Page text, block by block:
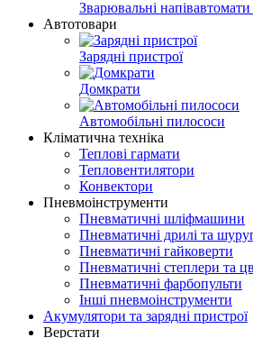
Зварювальні
Автотовари
Зарядні пристрої
Домкрати
Автомобільні пилососи
Кліматична техніка
Теплові гармати
Тепловентилятори
Конвектори
Пневмоінструменти
Пневматичні шліфмашини
Пневматичні дрилі та
Пневматичні гайковерти
Пневматичні степлери та
Пневматичні фарбопульти
Інші пневмоінструменти
Акумулятори та зарядні пристрої
Верстати